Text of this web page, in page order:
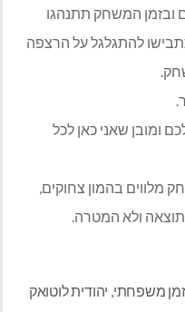
ובזמן המשחק תתנהגו
להתגלגל על הרצפה
ומובן שאני כאן לכל
מלווים בהמון צחוקים,
ולא המטרה.
זמן משפחתי, יהודית לוטואק